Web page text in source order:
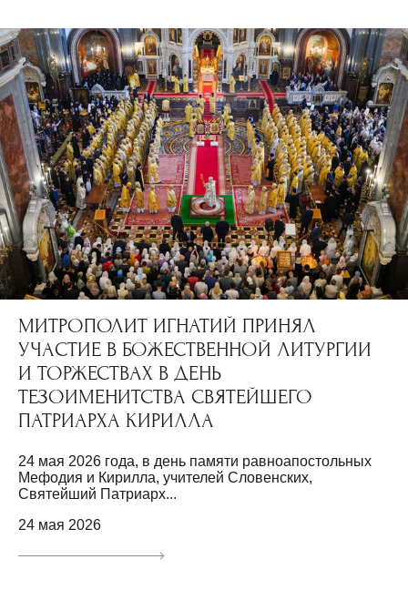
МИТРОПОЛИТ ИГНАТИЙ ПРИНЯЛ
УЧАСТИЕ В БОЖЕСТВЕННОЙ ЛИТУРГИИ
И ТОРЖЕСТВАХ В ДЕНЬ
ТЕЗОИМЕНИТСТВА СВЯТЕЙШЕГО
ПАТРИАРХА КИРИЛЛА
24 мая 2026 года, в день памяти равноапостольных
Мефодия и Кирилла, учителей Словенских,
Святейший Патриарх...
24 мая 2026